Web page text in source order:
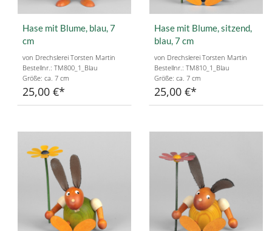
Hase mit Blume, blau, 7
cm
von Drechslerei Torsten Martin
Bestellnr.: TM800_1_Blau
Größe: ca. 7 cm
25,00 €
Hase mit Blume, sitzend,
blau, 7 cm
von Drechslerei Torsten Martin
Bestellnr.: TM810_1_Blau
Größe: ca. 7 cm
25,00 €